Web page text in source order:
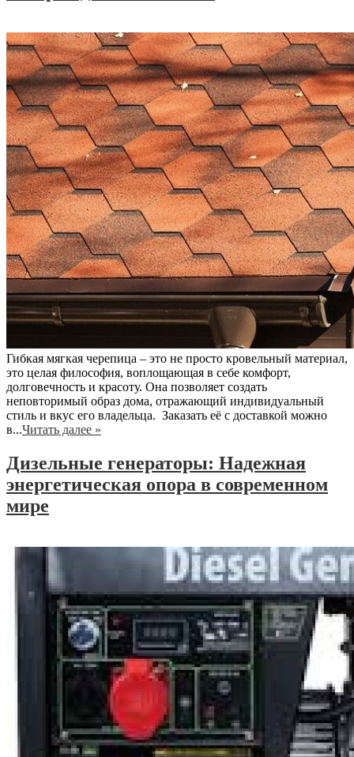
Гибкая мягкая черепица – это не просто кровельный материал,
это целая философия, воплощающая в себе комфорт,
долговечность и красоту. Она позволяет создать
неповторимый образ дома, отражающий индивидуальный
стиль и вкус его владельца. Заказать её с доставкой можно
в...Читать далее »
Дизельные генераторы: Надежная
энергетическая опора в современном
мире